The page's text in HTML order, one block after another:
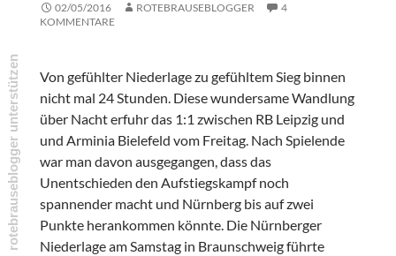
02/05/2016 ROTEBRAUSEBLOGGER
4
KOMMENTARE
Von gefühlter Niederlage zu gefühltem Sieg binnen
nicht mal 24 Stunden. Diese wundersame Wandlung
über Nacht erfuhr das 1:1 zwischen RB Leipzig und
und Arminia Bielefeld vom Freitag. Nach Spielende
war man davon ausgegangen, dass das
Unentschieden den Aufstiegskampf noch
spannender macht und Nürnberg bis auf zwei
Punkte herankommen könnte. Die Nürnberger
Niederlage am Samstag in Braunschweig führte
rotebrauseblogger unterstützen